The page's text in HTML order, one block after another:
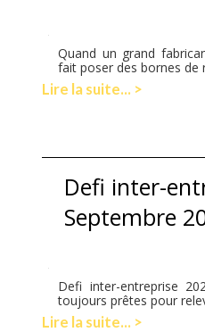
Quand un grand
fait poser des bornes de
Lire la suite... >
Defi inter-
Septembre
Defi inter-entreprise
toujours prêtes pour
Lire la suite... >